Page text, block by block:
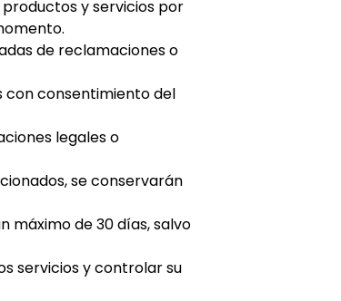
y servicios por
de reclamaciones o
con consentimiento del
legales o
se conservarán
máximo de 30 días, salvo
servicios y controlar su